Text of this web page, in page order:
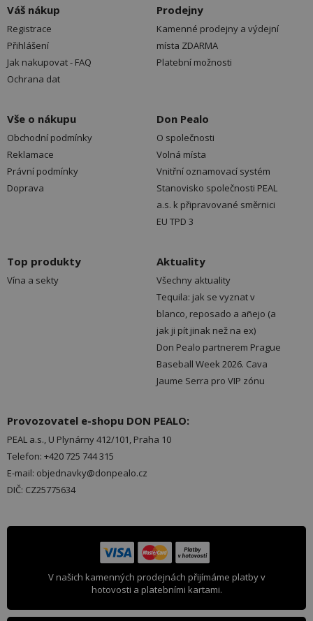
Váš nákup
Registrace
Přihlášení
Jak nakupovat - FAQ
Ochrana dat
Prodejny
Kamenné prodejny a výdejní
místa ZDARMA
Platební možnosti
Vše o nákupu
Obchodní podmínky
Reklamace
Právní podmínky
Doprava
Don Pealo
O společnosti
Volná místa
Vnitřní oznamovací systém
Stanovisko společnosti PEAL
a.s. k připravované směrnici
EU TPD 3
Top produkty
Vína a sekty
Aktuality
Všechny aktuality
Tequila: jak se vyznat v
blanco, reposado a añejo (a
jak ji pít jinak než na ex)
Don Pealo partnerem Prague
Baseball Week 2026. Cava
Jaume Serra pro VIP zónu
Provozovatel e-shopu DON PEALO:
PEAL a.s., U Plynárny 412/101, Praha 10
Telefon: +420 725 744 315
E-mail: objednavky@donpealo.cz
DIČ: CZ25775634
V našich kamenných prodejnách přijímáme platby v
hotovosti a platebními kartami.